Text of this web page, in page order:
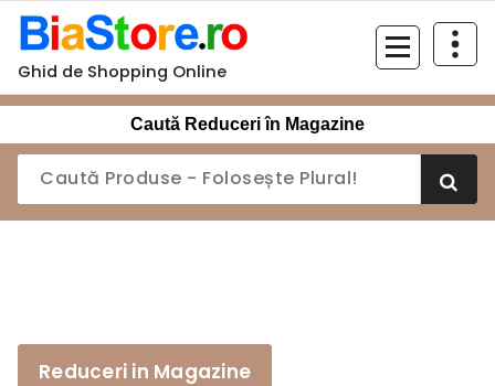
Sari
conținut
Ghid de Shopping Online
Caută Reduceri în Magazine
Reduceri in Magazine